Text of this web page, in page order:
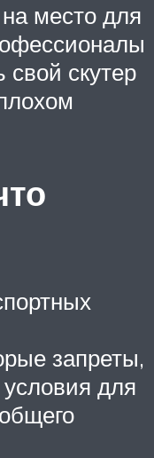
место для
свой скутер
запреты,
для